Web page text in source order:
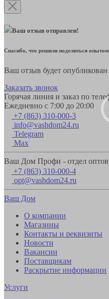
Ваш отзыв отправлен!
Спасибо, что решили поделиться
Ваш отзыв будет
Заказать звонок
Горячая линия и заказ по
Ежедневно с 7:00 до 20:00
+7 (863) 310-000-3
info@vashdom24.ru
Telegram
Max
Ваш Дом Профи - отдел
+7 (863) 310-000-4
opt@vashdom24.ru
Ваш Дом
О компании
Магазины
Контакты и реквизиты
Новости
Вакансии
Поставщикам
Раскрытие информации
Услуги